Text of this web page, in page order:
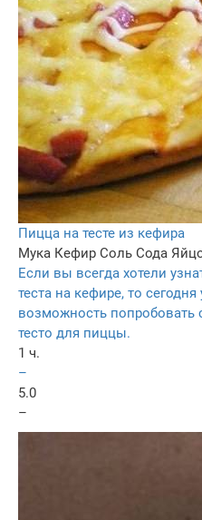
Пицца на тесте из кефира
Мука Кефир Соль Сода
Если вы всегда хотели
теста на кефире, то
возможность попробовать
тесто для пиццы.
1 ч.
–
5.0
–